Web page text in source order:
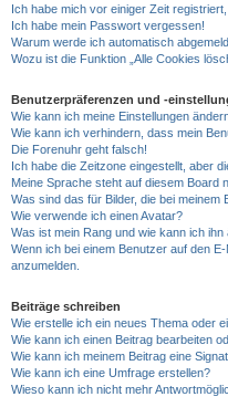
Ich habe mich vor einiger Zeit
Ich habe mein Passwort vergessen!
Warum werde ich automatisch
Wozu ist die Funktion „Alle Cookies
Benutzerpräferenzen und -
Wie kann ich meine Einstellungen
Wie kann ich verhindern, dass mein
Die Forenuhr geht falsch!
Ich habe die Zeitzone eingestellt, aber
Meine Sprache steht auf diesem Board
Was sind das für Bilder, die bei
Wie verwende ich einen Avatar?
Was ist mein Rang und wie kann ich ihn
Wenn ich bei einem Benutzer auf den
anzumelden.
Beiträge schreiben
Wie erstelle ich ein neues Thema oder
Wie kann ich einen Beitrag bearbeiten
Wie kann ich meinem Beitrag eine
Wie kann ich eine Umfrage erstellen?
Wieso kann ich nicht mehr